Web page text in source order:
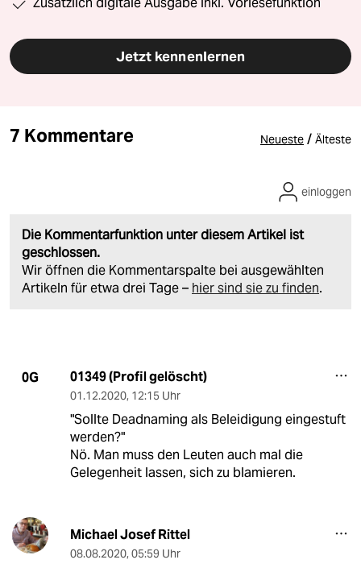
Jetzt kennenlernen
7 Kommentare Neueste / Älteste
Die Kommentarfunktion unter diesem Artikel ist
geschlossen.
Wir öffnen die Kommentarspalte bei ausgewählten
Artikeln für etwa drei Tage – hier sind sie zu finden.
einloggen
0G 01349 (Profil gelöscht)
01.12.2020, 12:15 Uhr
"Sollte Deadnaming als Beleidigung eingestuft
werden?"
Nö. Man muss den Leuten auch mal die
Gelegenheit lassen, sich zu blamieren.
Michael Josef Rittel
08.08.2020, 05:59 Uhr